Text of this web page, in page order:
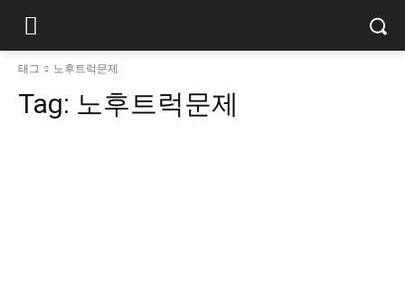
태그 노후트럭문제
Tag: 노후트럭문제